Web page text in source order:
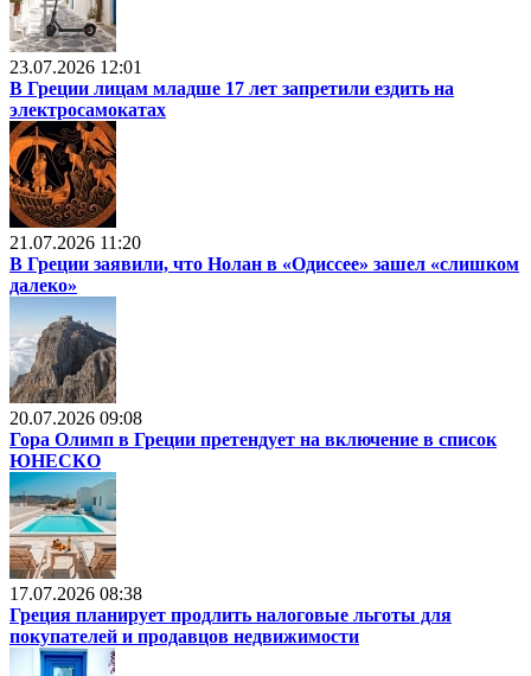
23.07.2026 12:01
В Греции лицам младше 17 лет запретили ездить на
электросамокатах
21.07.2026 11:20
В Греции заявили, что Нолан в «Одиссее» зашел «слишком
далеко»
20.07.2026 09:08
Гора Олимп в Греции претендует на включение в список
ЮНЕСКО
17.07.2026 08:38
Греция планирует продлить налоговые льготы для
покупателей и продавцов недвижимости